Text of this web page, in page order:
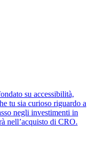
su accessibilità,
tu sia curioso riguardo a
negli investimenti in
nell’acquisto di CRO.